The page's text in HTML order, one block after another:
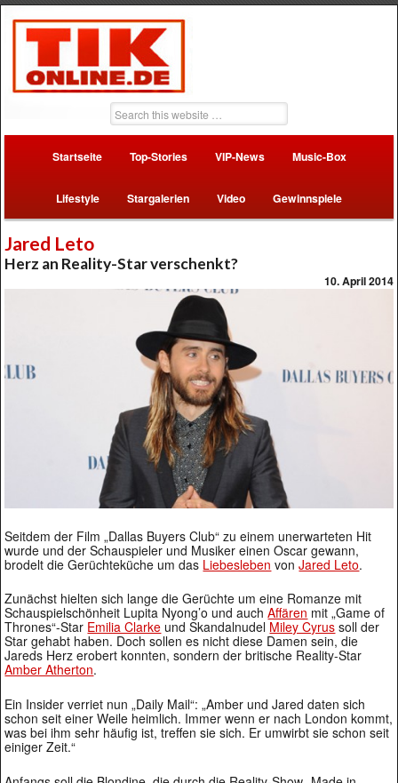
Startseite Top-Stories VIP-News Music-Box
Lifestyle Stargalerien Video Gewinnspiele
Jared Leto
Herz an Reality-Star verschenkt?
10. April 2014
Seitdem der Film „Dallas Buyers Club“ zu einem unerwarteten Hit
wurde und der Schauspieler und Musiker einen Oscar gewann,
brodelt die Gerüchteküche um das Liebesleben vonJared Leto.
Zunächst hielten sich lange die Gerüchte um eine Romanze mit
Schauspielschönheit Lupita Nyong’o und auchAffären mit „Game of
Thrones“-Star Emilia Clarke und Skandalnudel Miley Cyrus soll der
Star gehabt haben. Doch sollen es nicht diese Damen sein, die
Jareds Herz erobert konnten, sondern der britische Reality-Star
Amber Atherton.
Ein Insider verriet nun „Daily Mail“: „Amber und Jared daten sich
schon seit einer Weile heimlich. Immer wenn er nach London kommt,
was bei ihm sehr häufig ist, treffen sie sich. Er umwirbt sie schon seit
einiger Zeit.“